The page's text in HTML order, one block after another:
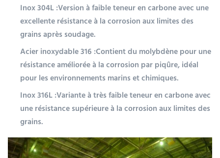
Inox 304L :Version à faible teneur en carbone avec une
excellente résistance à la corrosion aux limites des
grains après soudage.
Acier inoxydable 316 :Contient du molybdène pour une
résistance améliorée à la corrosion par piqûre, idéal
pour les environnements marins et chimiques.
Inox 316L :Variante à très faible teneur en carbone avec
une résistance supérieure à la corrosion aux limites des
grains.